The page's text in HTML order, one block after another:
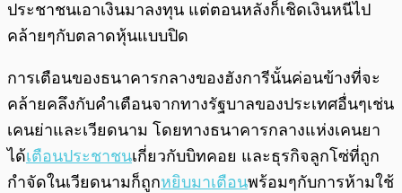
ประชาชนเอาเงินมาลงทุน แต่ตอนหลังก็เชิดเงินหนีไป
คล้ายๆกับตลาดหุ้นแบบปิด
การเตือนของธนาคารกลางของฮังการีนั้นค่อนข้างที่จะ
คล้ายคลึงกับคำเตือนจากทางรัฐบาลของประเทศอื่นๆเช่น
เคนย่าและเวียดนาม โดยทางธนาคารกลางแห่งเคนยา
ได้เตือนประชาชนเกี่ยวกับบิทคอย และธุรกิจลูกโซ่ที่ถูก
กำจัดในเวียดนามก็ถูกหยิบมาเตือนพร้อมๆกับการห้ามใช้